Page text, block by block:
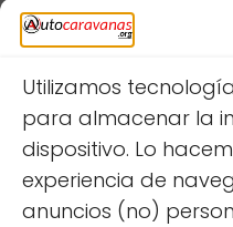
Utilizamos
para almacenar la
dispositivo. Lo
experiencia de
anuncios (no)
Deja una respuesta